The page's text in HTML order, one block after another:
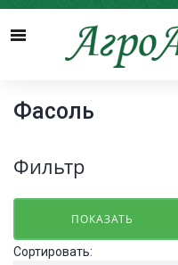
Menu
Фасоль
Фильтр
Сортировать: